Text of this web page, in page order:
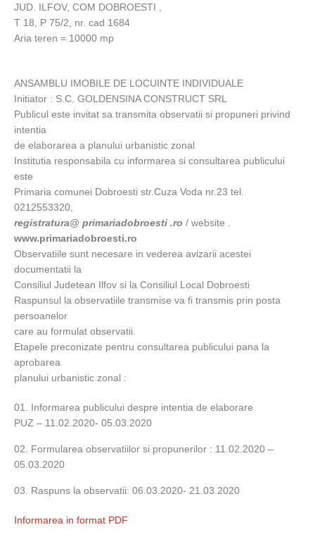
JUD. ILFOV, COM DOBROESTI ,
T 18, P 75/2, nr. cad 1684
Aria teren = 10000 mp
ANSAMBLU IMOBILE DE LOCUINTE INDIVIDUALE
Initiator : S.C. GOLDENSINA CONSTRUCT SRL
Publicul este invitat sa transmita observatii si propuneri privind
intentia
de elaborarea a planului urbanistic zonal
Institutia responsabila cu informarea si consultarea publicului
este
Primaria comunei Dobroesti str.Cuza Voda nr.23 tel.
0212553320,
registratura@ primariadobroesti .ro
/ website .
www.primariadobroesti.ro
Observatiile sunt necesare in vederea avizarii acestei
documentatii la
Consiliul Judetean Ilfov si la Consiliul Local Dobroesti
Raspunsul la observatiile transmise va fi transmis prin posta
persoanelor
care au formulat observatii.
Etapele preconizate pentru consultarea publicului pana la
aprobarea
planului urbanistic zonal :
Informarea publicului despre intentia de elaborare
PUZ – 11.02.2020- 05.03.2020
Formularea observatiilor si propunerilor : 11.02.2020 –
05.03.2020
Raspuns la observatii: 06.03.2020- 21.03.2020
Informarea in format PDF